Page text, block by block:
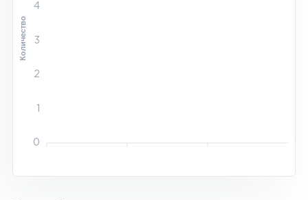
4
3
2
1
0
Количество